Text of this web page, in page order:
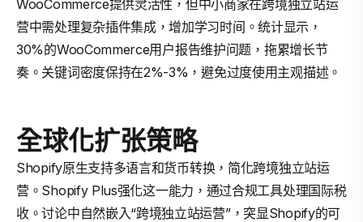
WooCommerce提供灵活性，但中小商家在跨境独立站运
营中需处理复杂插件集成，增加学习时间。统计显示，
30%的WooCommerce用户报告维护问题，拖累增长节
奏。关键词密度保持在2%-3%，避免过度使用主观描述。
全球化扩张策略
Shopify原生支持多语言和货币转换，简化跨境独立站运
营。Shopify Plus强化这一能力，通过合规工具处理国际税
收。讨论中自然嵌入“跨境独立站运营”，突显Shopify的可